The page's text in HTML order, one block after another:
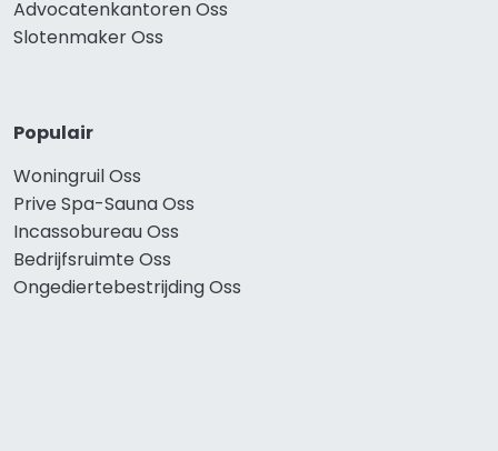
Advocatenkantoren Oss
Slotenmaker Oss
Populair
Woningruil Oss
Prive Spa-Sauna Oss
Incassobureau Oss
Bedrijfsruimte Oss
Ongediertebestrijding Oss